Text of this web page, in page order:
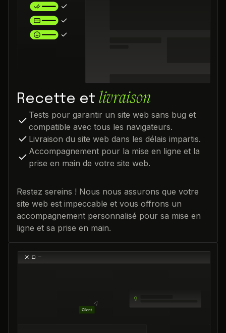
Recette et livraison
Tests pour garantir un site web sans bug et
compatible avec tous les navigateurs.
Livraison du site web dans les délais impartis.
Accompagnement pour la mise en ligne et la
prise en main de votre site web.
Restez sereins ! Nous nous assurons que votre
site web est impeccable et vous offrons un
accompagnement personnalisé pour sa mise en
ligne et sa prise en main.